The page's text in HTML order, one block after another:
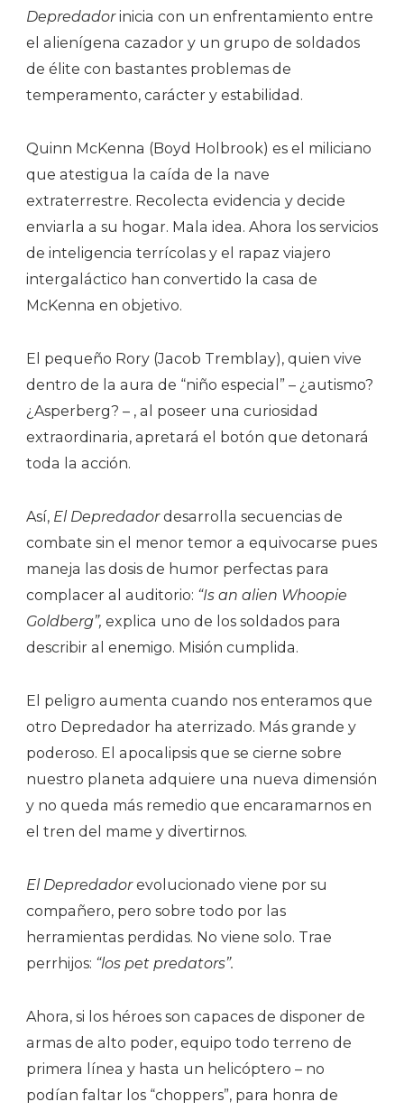
Depredadorinicia con un enfrentamiento entre
el alienígena cazador y un grupo de soldados
de élite con bastantes problemas de
temperamento, carácter y estabilidad.
Quinn McKenna (Boyd Holbrook) es el miliciano
que atestigua la caída de la nave
extraterrestre. Recolecta evidencia y decide
enviarla a su hogar. Mala idea. Ahora los servicios
de inteligencia terrícolas y el rapaz viajero
intergaláctico han convertido la casa de
McKenna en objetivo.
El pequeño Rory (Jacob Tremblay), quien vive
dentro de la aura de “niño especial” – ¿autismo?
¿Asperberg? – , al poseer una curiosidad
extraordinaria, apretará el botón que detonará
toda la acción.
Así, El Depredadordesarrolla secuencias de
combate sin el menor temor a equivocarse pues
maneja las dosis de humor perfectas para
complacer al auditorio: “Is an alien Whoopie
Goldberg”, explica uno de los soldados para
describir al enemigo. Misión cumplida.
El peligro aumenta cuando nos enteramos que
otro Depredador ha aterrizado. Más grande y
poderoso. El apocalipsis que se cierne sobre
nuestro planeta adquiere una nueva dimensión
y no queda más remedio que encaramarnos en
el tren del mame y divertirnos.
El Depredadorevolucionado viene por su
compañero, pero sobre todo por las
herramientas perdidas. No viene solo. Trae
perrhijos: “los pet predators”.
Ahora, si los héroes son capaces de disponer de
armas de alto poder, equipo todo terreno de
primera línea y hasta un helicóptero – no
podían faltar los “choppers”, para honra de